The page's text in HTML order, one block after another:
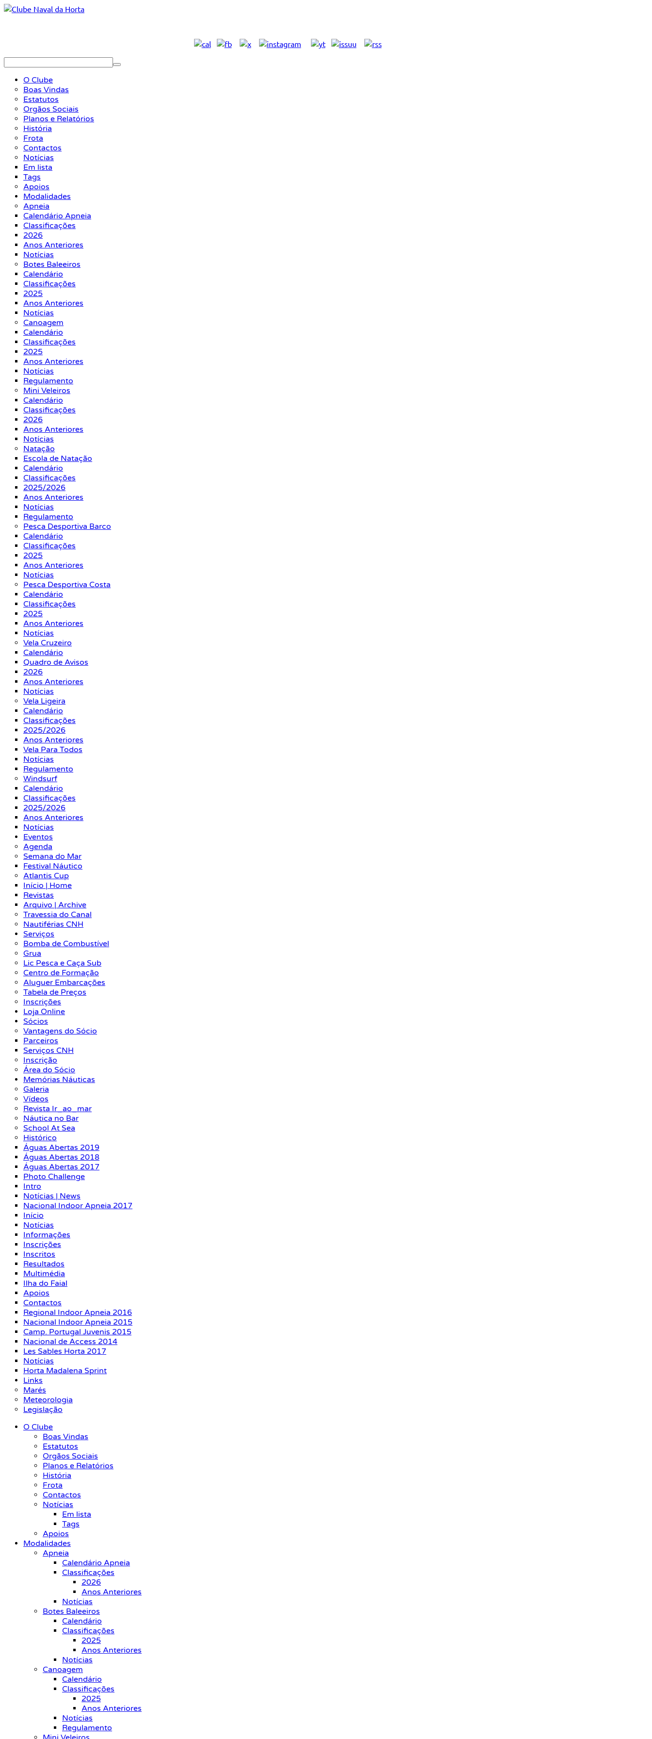
O Clube
Boas Vindas
Estatutos
Orgãos Sociais
Planos e Relatórios
História
Frota
Contactos
Notícias
Em lista
Tags
Apoios
Modalidades
Apneia
Calendário Apneia
Classificações
2026
Anos Anteriores
Notícias
Botes Baleeiros
Calendário
Classificações
2025
Anos Anteriores
Notícias
Canoagem
Calendário
Classificações
2025
Anos Anteriores
Notícias
Regulamento
Mini Veleiros
Calendário
Classificações
2026
Anos Anteriores
Notícias
Natação
Escola de Natação
Calendário
Classificações
2025/2026
Anos Anteriores
Notícias
Regulamento
Pesca Desportiva Barco
Calendário
Classificações
2025
Anos Anteriores
Notícias
Pesca Desportiva Costa
Calendário
Classificações
2025
Anos Anteriores
Notícias
Vela Cruzeiro
Calendário
Quadro de Avisos
2026
Anos Anteriores
Notícias
Vela Ligeira
Calendário
Classificações
2025/2026
Anos Anteriores
Vela Para Todos
Notícias
Regulamento
Windsurf
Calendário
Classificações
2025/2026
Anos Anteriores
Notícias
Eventos
Agenda
Semana do Mar
Festival Náutico
Atlantis Cup
Início | Home
Revistas
Arquivo | Archive
Travessia do Canal
Nautiférias CNH
Serviços
Bomba de Combustível
Grua
Lic Pesca e Caça Sub
Centro de Formação
Aluguer Embarcações
Tabela de Preços
Inscrições
Loja Online
Sócios
Vantagens do Sócio
Parceiros
Serviços CNH
Inscrição
Área do Sócio
Memórias Náuticas
Galeria
Vídeos
Revista Ir_ao_mar
Náutica no Bar
School At Sea
Histórico
Águas Abertas 2019
Águas Abertas 2018
Águas Abertas 2017
Photo Challenge
Intro
Notícias | News
Nacional Indoor Apneia 2017
Início
Notícias
Informações
Inscrições
Inscritos
Resultados
Multimédia
Ilha do Faial
Apoios
Contactos
Regional Indoor Apneia 2016
Nacional Indoor Apneia 2015
Camp. Portugal Juvenis 2015
Nacional de Access 2014
Les Sables Horta 2017
Notícias
Horta Madalena Sprint
Links
Marés
Meteorologia
Legislação
O Clube
Boas Vindas
Estatutos
Orgãos Sociais
Planos e Relatórios
História
Frota
Contactos
Notícias
Em lista
Tags
Apoios
Modalidades
Apneia
Calendário Apneia
Classificações
2026
Anos Anteriores
Notícias
Botes Baleeiros
Calendário
Classificações
2025
Anos Anteriores
Notícias
Canoagem
Calendário
Classificações
2025
Anos Anteriores
Notícias
Regulamento